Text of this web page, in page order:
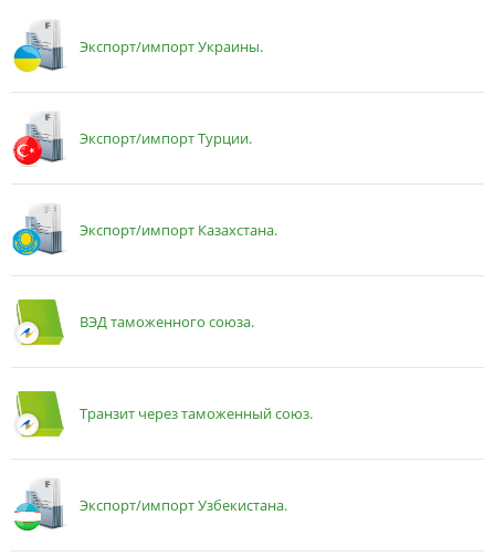
Экспорт/импорт Украины.
Экспорт/импорт Турции.
Экспорт/импорт Казахстана.
ВЭД таможенного союза.
Транзит через таможенный союз.
Экспорт/импорт Узбекистана.